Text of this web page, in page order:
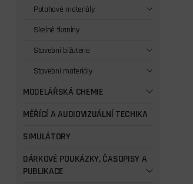
Potahové materiály
Skelné tkaniny
Stavební bižuterie
Stavební materiály
MODELÁŘSKÁ CHEMIE
MĚŘÍCÍ A AUDIOVIZUÁLNÍ TECHIKA
SIMULÁTORY
DÁRKOVÉ POUKÁZKY, ČASOPISY A
PUBLIKACE